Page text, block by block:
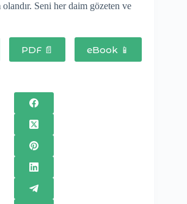
Seni her daim gözeten ve
PDF 📄 eBook 📱